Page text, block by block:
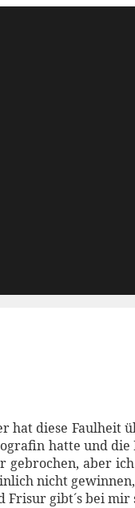
diese Faulheit
hatte und
aber
nicht
Frisur gibt´s bei mir